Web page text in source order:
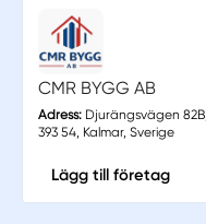
CMR BYGG AB
Adress:Djurängsvägen 82B,
393 54, Kalmar, Sverige
Lägg till företag